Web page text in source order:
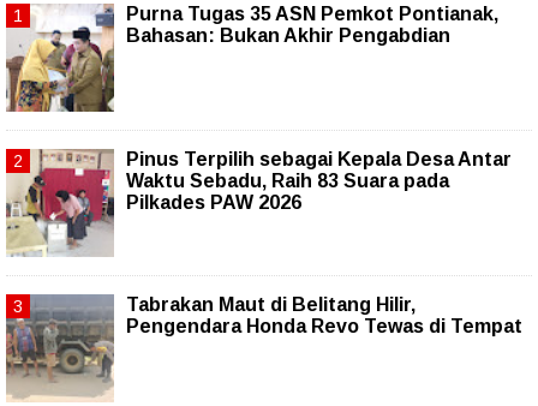
Purna Tugas 35 ASN Pemkot Pontianak,
Bahasan: Bukan Akhir Pengabdian
Pinus Terpilih sebagai Kepala Desa Antar
Waktu Sebadu, Raih 83 Suara pada
Pilkades PAW 2026
Tabrakan Maut di Belitang Hilir,
Pengendara Honda Revo Tewas di Tempat